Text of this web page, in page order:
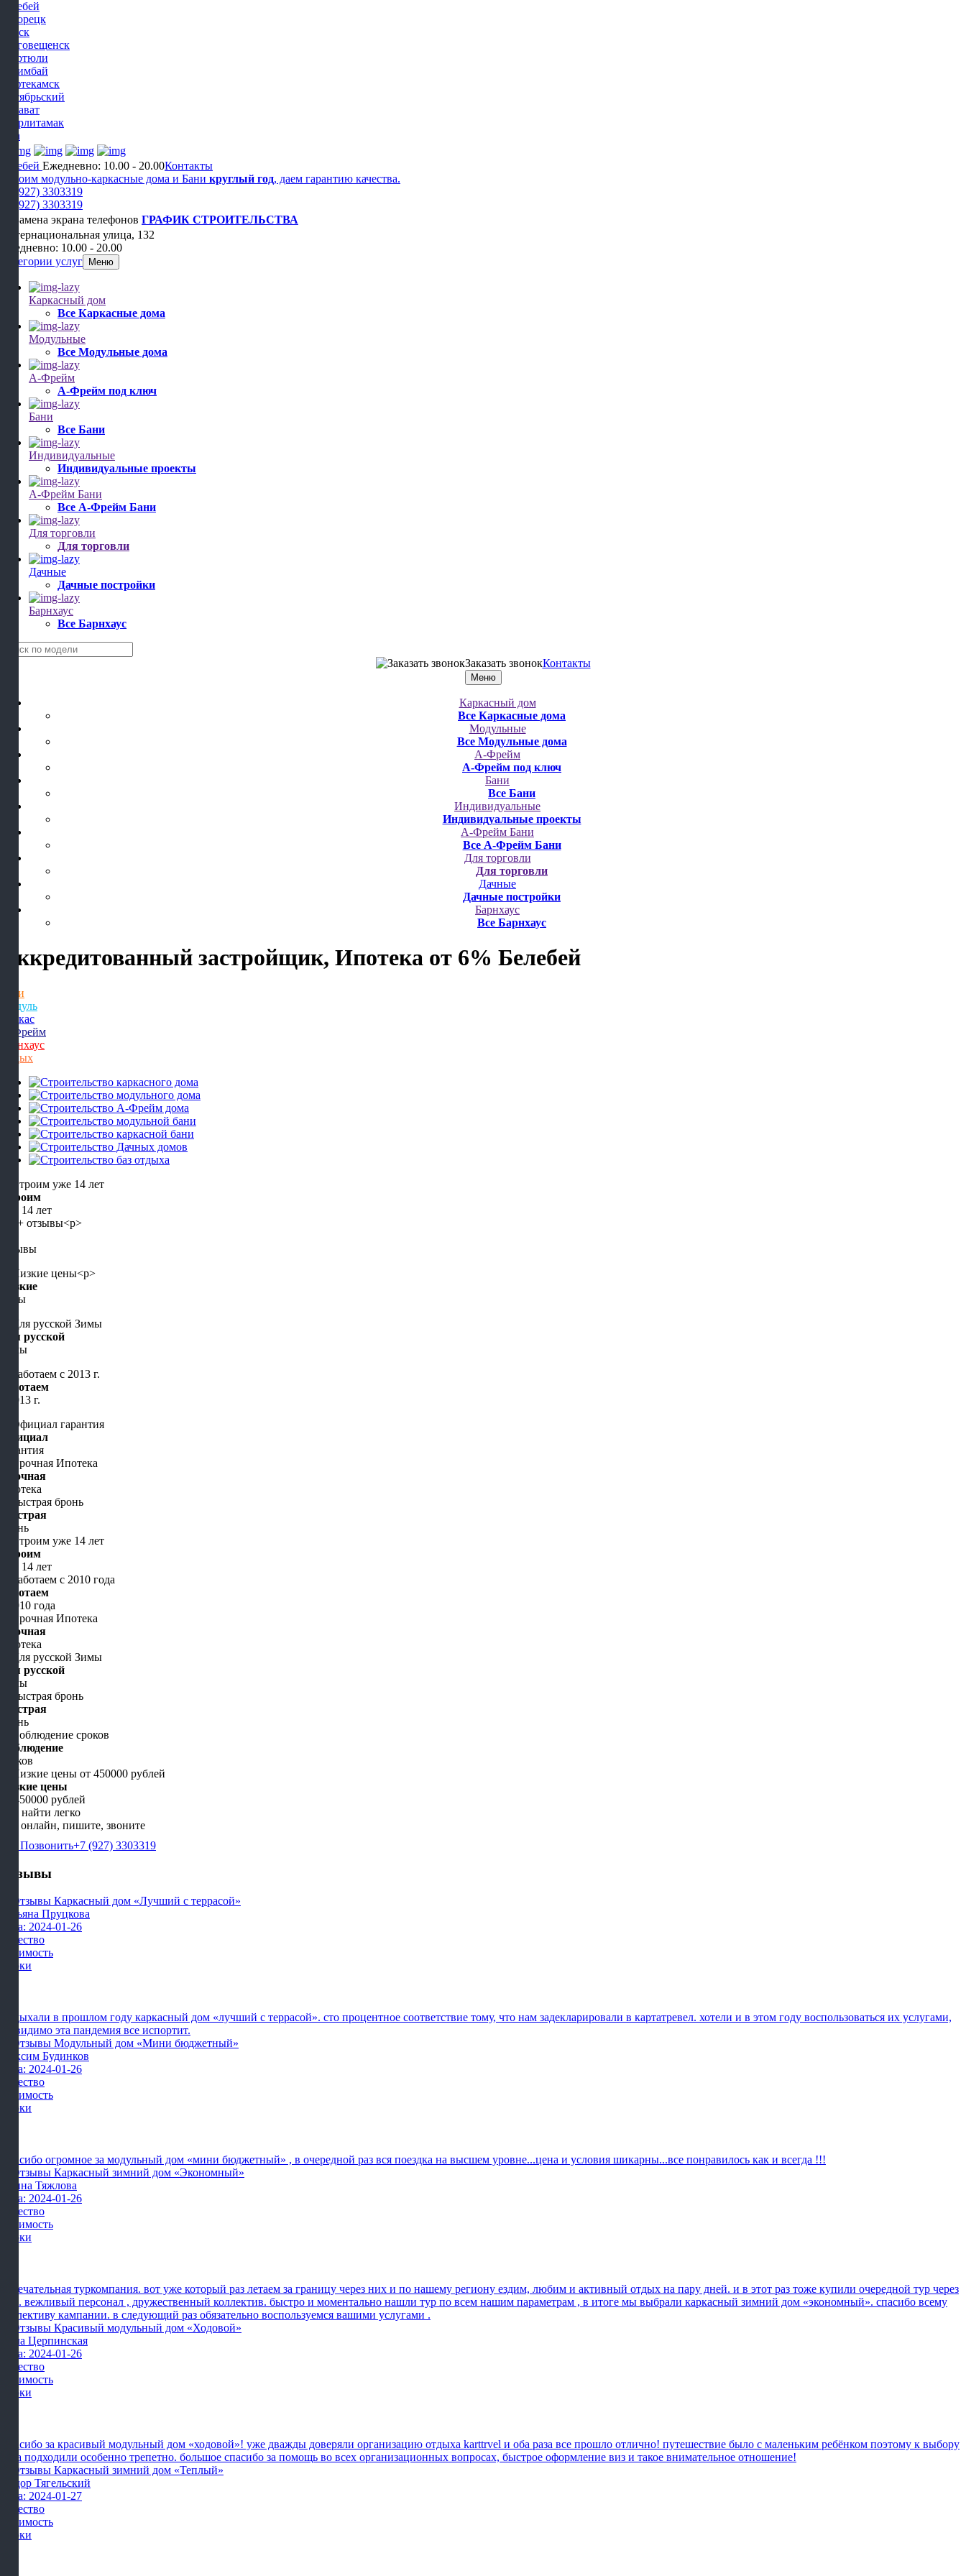
Белебей
Белорецк
Бирск
Благовещенск
Дюртюли
Ишимбай
Нефтекамск
Октябрьский
Салават
Стерлитамак
Уфа
Белебей Ежедневно: 10.00 - 20.00Контакты
Строим модульно-каркасные дома и Бани круглый год, даем гарантию качества.
+7 (927) 3303319
+7 (927) 3303319
ГРАФИК СТРОИТЕЛЬСТВА
Интернациональная улица, 132
Ежедневно: 10.00 - 20.00
Категории услуг
Меню
Каркасный дом
Все Каркасные дома
Модульные
Все Модульные дома
А-Фрейм
А-Фрейм под ключ
Бани
Все Бани
Индивидуальные
Индивидуальные проекты
А-Фрейм Бани
Все А-Фрейм Бани
Для торговли
Для торговли
Дачные
Дачные постройки
Барнхаус
Все Барнхаус
Заказать звонокКонтакты
Меню
Каркасный дом
Все Каркасные дома
Модульные
Все Модульные дома
А-Фрейм
А-Фрейм под ключ
Бани
Все Бани
Индивидуальные
Индивидуальные проекты
А-Фрейм Бани
Все А-Фрейм Бани
Для торговли
Для торговли
Дачные
Дачные постройки
Барнхаус
Все Барнхаус
Аккредитованный застройщик, Ипотека от 6% Белебей
Бани
Модуль
Каркас
А-Фрейм
Барнхаус
Отдых
Строим
уже 14 лет
отзывы
Низкие
цены
Для русской
Зимы
Работаем
с 2013 г.
Официал
гарантия
Срочная
Ипотека
Быстрая
бронь
Строим
уже 14 лет
Работаем
с 2010 года
Срочная
Ипотека
Для русской
Зимы
Быстрая
бронь
Соблюдение
сроков
Низкие цены
от 450000 рублей
Нас найти легко
Мы онлайн, пишите, звоните
Позвонить+7 (927) 3303319
Отзывы
Татьяна Пруцкова
Дата: 2024-01-26
Качество
Стоимость
Сроки
Отдыхали в прошлом году каркасный дом «лучший с террасой». сто процентное соответствие тому, что нам задекларировали в картатревел. хотели и в этом году воспользоваться их услугами,
но видимо эта пандемия все испортит.
Максим Будинков
Дата: 2024-01-26
Качество
Стоимость
Сроки
Спасибо огромное за модульный дом «мини бюджетный» , в очередной раз вся поездка на высшем уровне...цена и условия шикарны...все понравилось как и всегда !!!
Ирина Тяжлова
Дата: 2024-01-26
Качество
Стоимость
Сроки
Замечательная туркомпания. вот уже который раз летаем за границу через них и по нашему региону ездим, любим и активный отдых на пару дней. и в этот раз тоже купили очередной тур через
них. вежливый персонал , дружественный коллектив. быстро и моментально нашли тур по всем нашим параметрам , в итоге мы выбрали каркасный зимний дом «экономный». спасибо всему
коллективу кампании. в следующий раз обязательно воспользуемся вашими услугами .
Алла Церпинская
Дата: 2024-01-26
Качество
Стоимость
Сроки
Спасибо за красивый модульный дом «ходовой»! уже дважды доверяли организацию отдыха karttrvel и оба раза все прошло отлично! путешествие было с маленьким ребёнком поэтому к выбору
тура подходили особенно трепетно. большое спасибо за помощь во всех организационных вопросах, быстрое оформление виз и такое внимательное отношение!
Фёдор Тягельский
Дата: 2024-01-27
Качество
Стоимость
Сроки